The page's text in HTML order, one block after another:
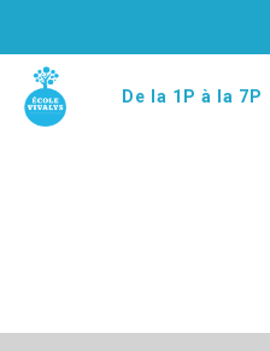
De la 1P à la 7P